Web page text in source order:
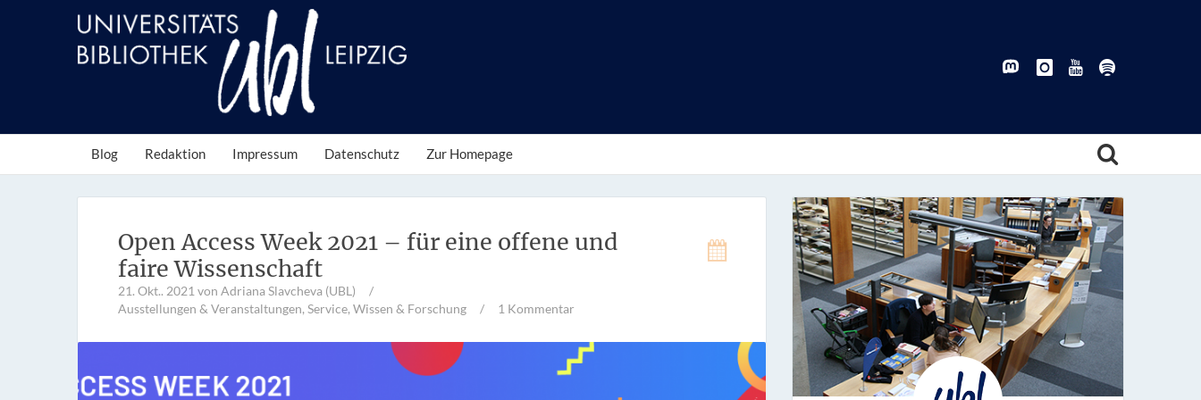
Blog Redaktion Impressum Datenschutz Zur Homepage
Open Access Week 2021 – für eine offene und
faire Wissenschaft
21. Okt.. 2021 von Adriana Slavcheva (UBL)
/
Ausstellungen & Veranstaltungen, Service, Wissen & Forschung / 1 Kommentar